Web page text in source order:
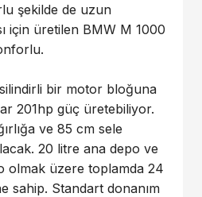
şekilde de uzun
için üretilen BMW M 1000
bir motor bloğuna
201hp güç üretebiliyor.
ve 85 cm sele
20 litre ana depo ve
olmak üzere toplamda 24
sahip. Standart donanım